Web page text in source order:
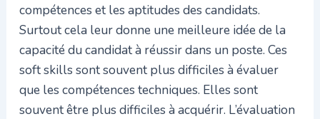
compétences et les aptitudes des candidats.
Surtout cela leur donne une meilleure idée de la
capacité du candidat à réussir dans un poste. Ces
soft skills sont souvent plus difficiles à évaluer
que les compétences techniques. Elles sont
souvent être plus difficiles à acquérir. L’évaluation